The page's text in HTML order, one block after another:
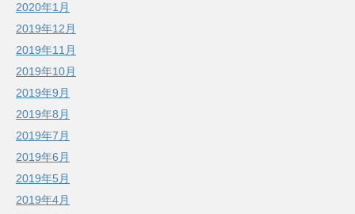
2020年1月
2019年12月
2019年11月
2019年10月
2019年9月
2019年8月
2019年7月
2019年6月
2019年5月
2019年4月